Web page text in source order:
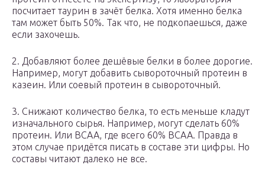
посчитает таурин в зачёт белка. Хотя именно белка
там может быть 50%. Так что, не подкопаешься, даже
если захочешь.
2. Добавляют более дешёвые белки в более дорогие.
Например, могут добавить сывороточный протеин в
казеин. Или соевый протеин в сывороточный.
3. Снижают количество белка, то есть меньше кладут
изначального сырья. Например, могут сделать 60%
протеин. Или ВСАА, где всего 60% ВСAA. Правда в
этом случае придётся писать в составе эти цифры. Но
составы читают далеко не все.